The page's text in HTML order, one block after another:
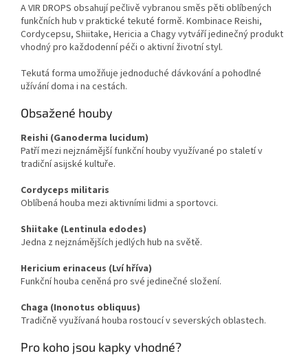
A VIR DROPS obsahují pečlivě vybranou směs pěti oblíbených
funkčních hub v praktické tekuté formě. Kombinace Reishi,
Cordycepsu, Shiitake, Hericia a Chagy vytváří jedinečný produkt
vhodný pro každodenní péči o aktivní životní styl.
Tekutá forma umožňuje jednoduché dávkování a pohodlné
užívání doma i na cestách.
Obsažené houby
Reishi (Ganoderma lucidum)
Patří mezi nejznámější funkční houby využívané po staletí v
tradiční asijské kultuře.
Cordyceps militaris
Oblíbená houba mezi aktivními lidmi a sportovci.
Shiitake (Lentinula edodes)
Jedna z nejznámějších jedlých hub na světě.
Hericium erinaceus (Lví hříva)
Funkční houba ceněná pro své jedinečné složení.
Chaga (Inonotus obliquus)
Tradičně využívaná houba rostoucí v severských oblastech.
Pro koho jsou kapky vhodné?